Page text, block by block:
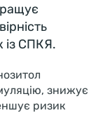
із СПКЯ.
знижує
ризик